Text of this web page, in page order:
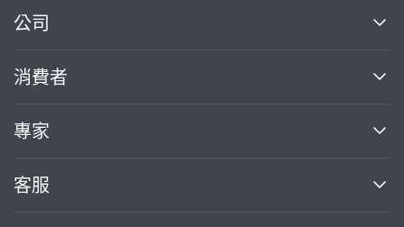
公司
關於我們
部落格
加入我們
消費者
買服務
熱門服務
專家
案件中心
客服
繼續完成